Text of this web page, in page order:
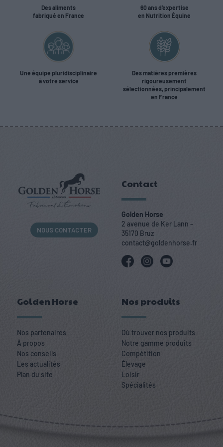
Des aliments
fabriqué en France
60 ans d’expertise
en Nutrition Équine
Une équipe pluridisciplinaire
à votre service
Des matières premières
rigoureusement
sélectionnées, principalement
en France
NOUS CONTACTER
Contact
Golden Horse
2 avenue de Ker Lann –
35170 Bruz
contact@goldenhorse.fr
Golden Horse
Nos partenaires
À propos
Nos conseils
Les actualités
Plan du site
Nos produits
Où trouver nos produits
Notre gamme produits
Compétition
Élevage
Loisir
Spécialités